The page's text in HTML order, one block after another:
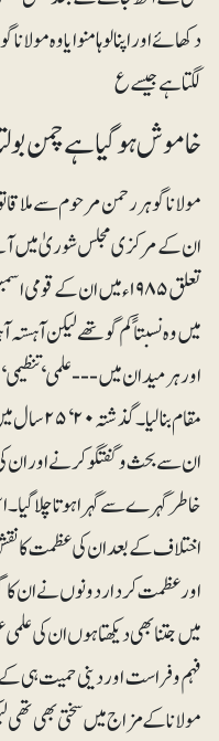
دکھائے اور اپنا لوہا منوایا وہ
لگتا ہے جیسے ع
خاموش ہوگیا ہے چمن
ان کے مرکزی مجلس شوریٰ میں
تعلق ۱۹۸۵ء میں ان کے
اور ہر میدان میں--- علمی‘
مقام
ان سے بحث و گفتگو کرنے اور ان کی
خاطر گہرے سے گہرا ہوتاچلا
اختلاف کے بعد ان کی عظمت کا نقش
اور عظمت کردار دونوں نے ان
میں جتنا بھی دیکھتا ہوں ان کی
فہم و فراست اور دینی حمیت ہی
مولانا کے مزاج میں سختی بھی